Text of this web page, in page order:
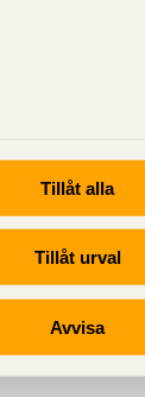
Tillåt alla
Tillåt urval
Avvisa